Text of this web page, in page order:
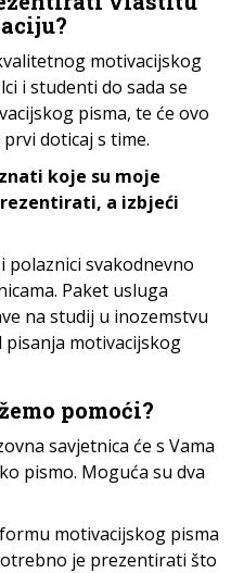
motivacijskog
i studenti do sada se
pisma, te će ovo
doticaj s time.
koje su moje
a izbjeći
polaznici svakodnevno
Paket usluga
na studij u inozemstvu
motivacijskog
pomoći?
savjetnica će s Vama
pismo. Moguća su dva
motivacijskog pisma
je prezentirati što